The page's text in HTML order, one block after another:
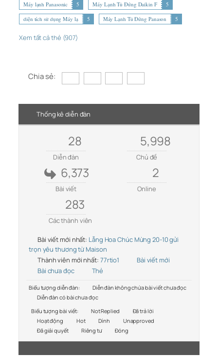
Máy lạnh Panasonic
5 Máy Lạnh Tủ Đứng Daikin F
5
diện tích sử dụng Máy lạ
5 Máy Lạnh Tủ Đứng Panason 5
Xem tất cả thẻ (907)
Chia sẻ:
Thống kê diễn đàn
28
Diễn đàn
5,998
Chủ đề
6,373
Bài viết
2
Online
283
Các thành viên
Bài viết mới nhất: Lẵng Hoa Chúc Mừng 20-10 gửi
trọn yêu thương từ Maison
Thành viên mới nhất: 77rtio1
Bài viết mới
Bài chưa đọc
Thẻ
Biểu tượng diễn đàn:
Diễn đàn không chứa bài viết chưa đọc
Diễn đàn có bài chưa đọc
Biểu tượng bài viết:
Not Replied
Đã trả lời
Hoạt động
Hot Dính
Unapproved
Đã giải quyết
Riêng tư Đóng